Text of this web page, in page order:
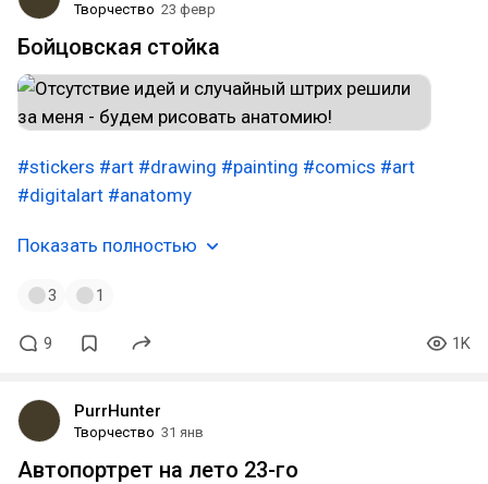
Творчество 23 февр
Бойцовская стойка
#stickers #art #drawing #painting #comics #art
#digitalart #anatomy
Показать полностью
3 1
9 1K
PurrHunter
Творчество 31 янв
Автопортрет на лето 23-го